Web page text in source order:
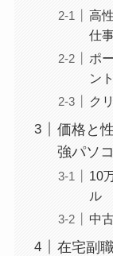
高
仕
ポ
ント
ク
価格と
強パソ
10
ル
中
在宅副